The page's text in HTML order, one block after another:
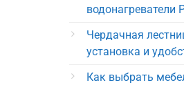
водонагреватели
Чердачная
установка и
Как выбрать